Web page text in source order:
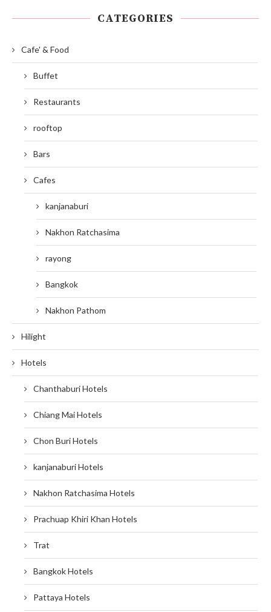
CATEGORIES
Cafe' & Food
Buffet
Restaurants
rooftop
Bars
Cafes
kanjanaburi
Nakhon Ratchasima
rayong
Bangkok
Nakhon Pathom
Hilight
Hotels
Chanthaburi Hotels
Chiang Mai Hotels
Chon Buri Hotels
kanjanaburi Hotels
Nakhon Ratchasima Hotels
Prachuap Khiri Khan Hotels
Trat
Bangkok Hotels
Pattaya Hotels